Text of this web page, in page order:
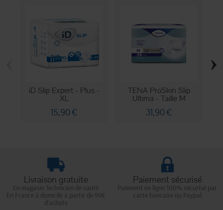
iD Slip Expert - Plus -
XL
15,90 €
TENA ProSkin Slip
Ultima - Taille M
31,90 €
›
Livraison gratuite
En magasin Technicien de santé
En France à domicile à partir de 99€
d'achats
Paiement sécurisé
Paiement en ligne 100% sécurisé par
carte bancaire ou Paypal